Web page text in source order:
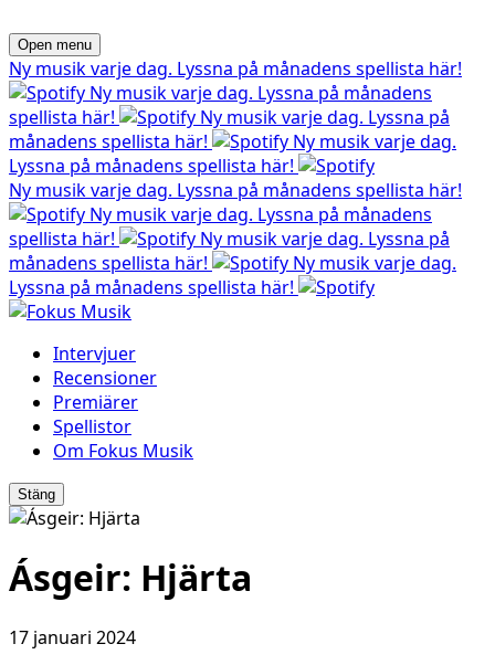
Open menu
Ny musik varje dag. Lyssna på månadens spellista här!
Ny musik varje dag. Lyssna på månadens
spellista här!
Ny musik varje dag. Lyssna på
månadens spellista här!
Ny musik varje dag.
Lyssna på månadens spellista här!
Ny musik varje dag. Lyssna på månadens spellista här!
Ny musik varje dag. Lyssna på månadens
spellista här!
Ny musik varje dag. Lyssna på
månadens spellista här!
Ny musik varje dag.
Lyssna på månadens spellista här!
Intervjuer
Recensioner
Premiärer
Spellistor
Om Fokus Musik
Stäng
Ásgeir: Hjärta
17 januari 2024